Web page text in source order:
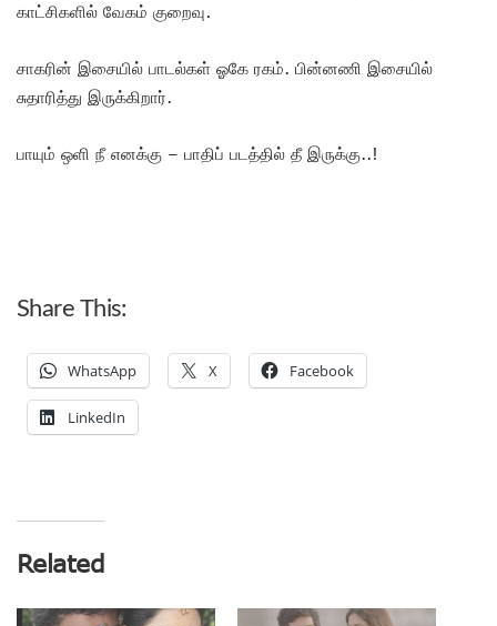
காட்சிகளில் வேகம் குறைவு.
சாகரின் இசையில் பாடல்கள் ஓகே ரகம். பின்னணி இசையில்
சுதாரித்து இருக்கிறார்.
பாயும் ஒளி நீ எனக்கு – பாதிப் படத்தில் தீ இருக்கு..!
Share This:
WhatsApp X Facebook
LinkedIn
Related